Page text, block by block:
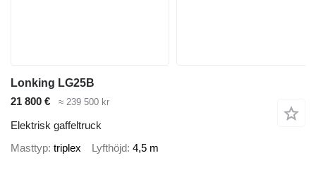
Lonking LG25B
21 800 €
≈ 239 500 kr
Elektrisk gaffeltruck
Masttyp triplex Lyfthöjd 4,5 m